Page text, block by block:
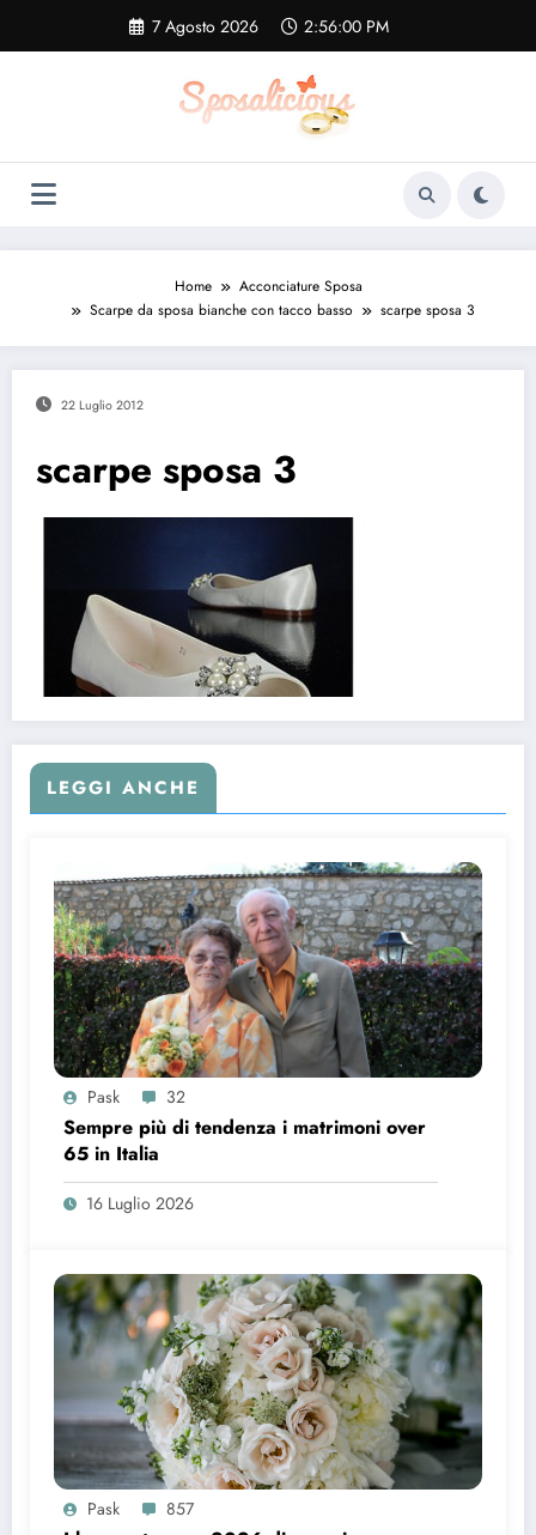
contenuto
7 Agosto 2026 2:56:01 PM
Home
Acconciature Sposa
Scarpe da sposa bianche con tacco basso
scarpe sposa 3
22 Luglio 2012
scarpe sposa 3
LEGGI ANCHE
Pask 32
Sempre più di tendenza i matrimoni over
65 in Italia
16 Luglio 2026
Pask 857